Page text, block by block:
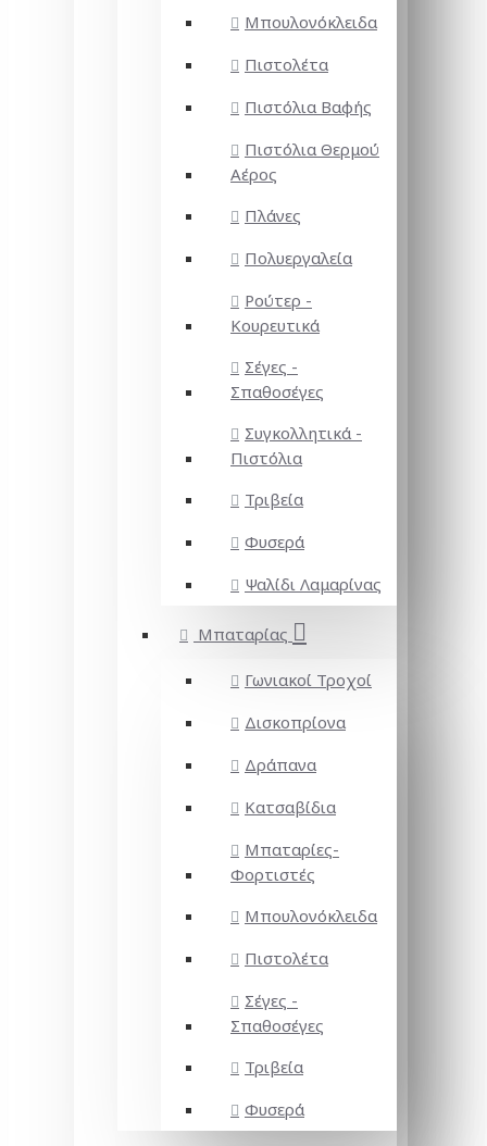
Μπουλονόκλειδα
Πιστολέτα
Πιστόλια Βαφής
Πιστόλια Θερμού
Αέρος
Πλάνες
Πολυεργαλεία
Ρούτερ -
Κουρευτικά
Σέγες -
Σπαθοσέγες
Συγκολλητικά -
Πιστόλια
Τριβεία
Φυσερά
Ψαλίδι Λαμαρίνας
Μπαταρίας
Γωνιακοί Τροχοί
Δισκοπρίονα
Δράπανα
Κατσαβίδια
Μπαταρίες-
Φορτιστές
Μπουλονόκλειδα
Πιστολέτα
Σέγες -
Σπαθοσέγες
Τριβεία
Φυσερά